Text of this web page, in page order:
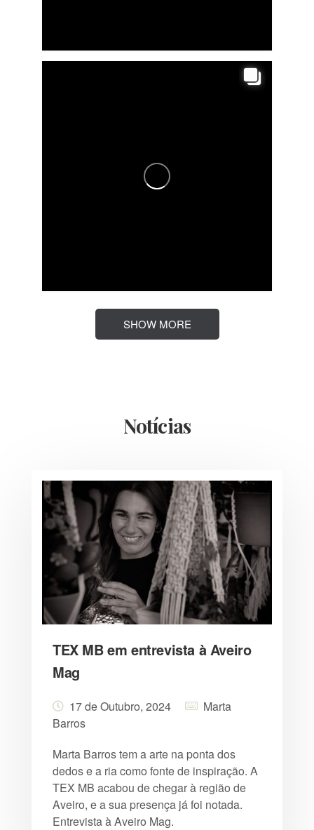
SHOW MORE
Notícias
TEX MB em entrevista à Aveiro
Mag
17 de Outubro, 2024
Marta
Barros
Marta Barros tem a arte na ponta dos
dedos e a ria como fonte de inspiração. A
TEX MB acabou de chegar à região de
Aveiro, e a sua presença já foi notada.
Entrevista à Aveiro Mag.